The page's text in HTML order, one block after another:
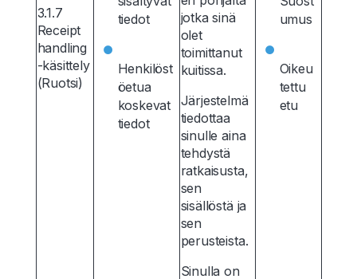
3.1.7
Receipt
handling
-käsittely
(Ruotsi)
tiedot
Henkilöst
öetua
koskevat
tiedot
jotka sinä
olet
toimittanut
kuitissa.
Järjestelmä
tiedottaa
sinulle aina
tehdystä
ratkaisusta,
sen
sisällöstä ja
sen
perusteista.
Sinulla on
umus
Oikeu
tettu
etu